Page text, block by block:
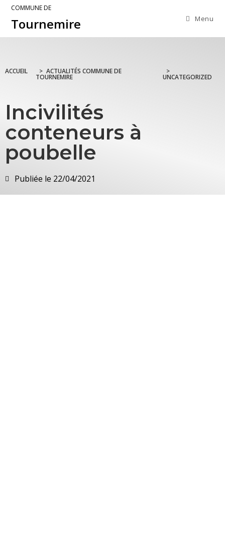
COMMUNE DE
Tournemire Menu
ACCUEIL > ACTUALITÉS COMMUNE DE
TOURNEMIRE
>
UNCATEGORIZED
Incivilités
conteneurs à
poubelle
Publiée le 22/04/2021